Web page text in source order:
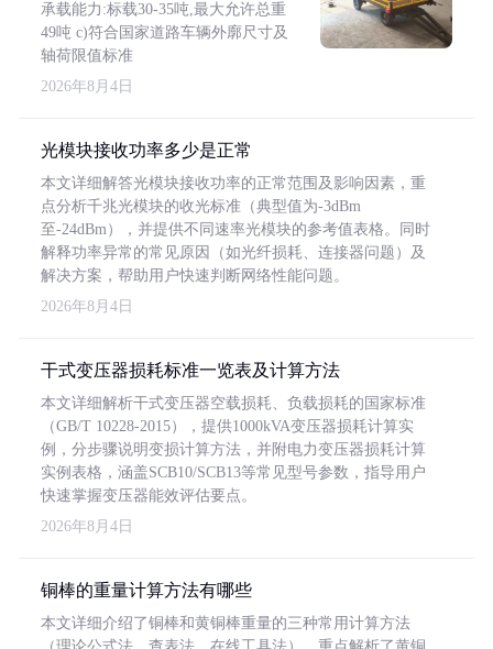
承载能力:标载30-35吨,最大允许总重
49吨 c)符合国家道路车辆外廓尺寸及
轴荷限值标准
2026年8月4日
光模块接收功率多少是正常
本文详细解答光模块接收功率的正常范围及影响因素，重
点分析千兆光模块的收光标准（典型值为-3dBm
至-24dBm），并提供不同速率光模块的参考值表格。同时
解释功率异常的常见原因（如光纤损耗、连接器问题）及
解决方案，帮助用户快速判断网络性能问题。
2026年8月4日
干式变压器损耗标准一览表及计算方法
本文详细解析干式变压器空载损耗、负载损耗的国家标准
（GB/T 10228-2015），提供1000kVA变压器损耗计算实
例，分步骤说明变损计算方法，并附电力变压器损耗计算
实例表格，涵盖SCB10/SCB13等常见型号参数，指导用户
快速掌握变压器能效评估要点。
2026年8月4日
铜棒的重量计算方法有哪些
本文详细介绍了铜棒和黄铜棒重量的三种常用计算方法